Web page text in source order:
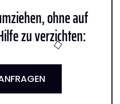
ohne auf
zu verzichten: